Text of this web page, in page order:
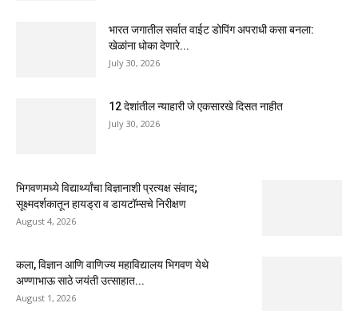
भारत जगातील सर्वात वाईट डोपिंग अपराधी कसा बनला:
खेळांना धोका देणारे...
July 30, 2026
12 देशांतील न्याहारी जे एकसारखे दिसत नाहीत
July 30, 2026
भिगवणमध्ये विद्यार्थ्यांचा विज्ञानाशी प्रत्यक्ष संवाद;
सूक्ष्मदर्शकातून हायड्रा व डायटॉम्सचे निरीक्षण
August 4, 2026
कला, विज्ञान आणि वाणिज्य महाविद्यालय भिगवण येथे
अण्णाभाऊ साठे जयंती उत्साहात...
August 1, 2026